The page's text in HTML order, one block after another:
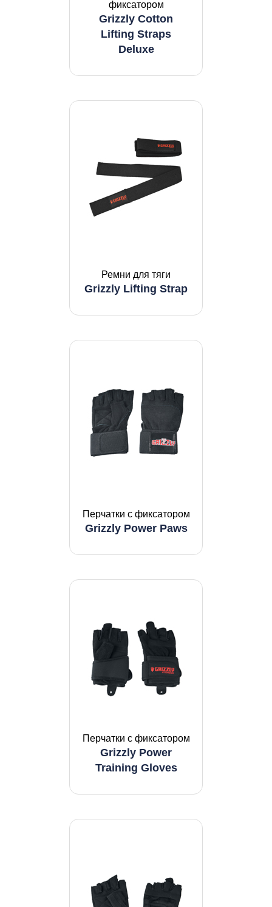
фиксатором
Grizzly Cotton
Lifting Straps
Deluxe
Ремни для тяги
Grizzly Lifting Strap
Перчатки с фиксатором
Grizzly Power Paws
Перчатки с фиксатором
Grizzly Power
Training Gloves